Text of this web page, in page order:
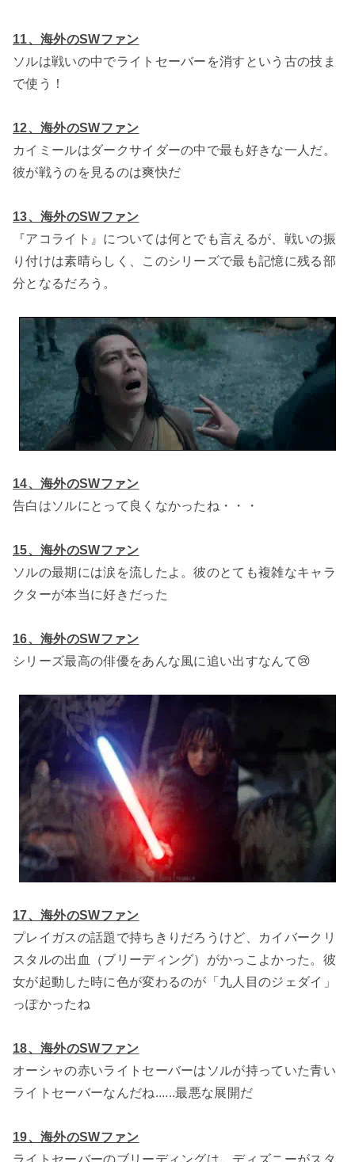
11、海外のSWファン
ソルは戦いの中でライトセーバーを消すという古の技ま
で使う！
12、海外のSWファン
カイミールはダークサイダーの中で最も好きな一人だ。
彼が戦うのを見るのは爽快だ
13、海外のSWファン
『アコライト』については何とでも言えるが、戦いの振
り付けは素晴らしく、このシリーズで最も記憶に残る部
分となるだろう。
14、海外のSWファン
告白はソルにとって良くなかったね・・・
15、海外のSWファン
ソルの最期には涙を流したよ。彼のとても複雑なキャラ
クターが本当に好きだった
16、海外のSWファン
シリーズ最高の俳優をあんな風に追い出すなんて😢
17、海外のSWファン
プレイガスの話題で持ちきりだろうけど、カイバークリ
スタルの出血（ブリーディング）がかっこよかった。彼
女が起動した時に色が変わるのが「九人目のジェダイ」
っぽかったね
18、海外のSWファン
オーシャの赤いライトセーバーはソルが持っていた青い
ライトセーバーなんだね......最悪な展開だ
19、海外のSWファン
ライトセーバーのブリーディングは、ディズニーがスタ